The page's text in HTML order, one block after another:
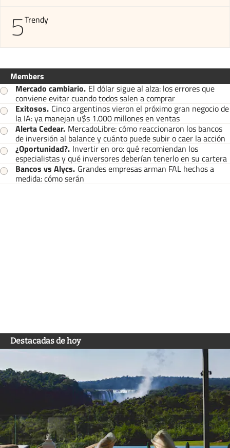
5Trendy
Members
Mercado cambiario. El dólar sigue al alza: los errores que
conviene evitar cuando todos salen a comprar
Exitosos. Cinco argentinos vieron el próximo gran negocio de
la IA: ya manejan u$s 1.000 millones en ventas
Alerta Cedear. MercadoLibre: cómo reaccionaron los bancos
de inversión al balance y cuánto puede subir o caer la acción
¿Oportunidad?. Invertir en oro: qué recomiendan los
especialistas y qué inversores deberían tenerlo en su cartera
Bancos vs Alycs. Grandes empresas arman FAL hechos a
medida: cómo serán
Destacadas de hoy